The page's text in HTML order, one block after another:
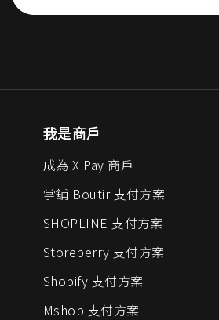
我是商戶
成為 X Pay 商戶
掌舖 Boutir 支付方案
SHOPLINE 支付方案
Storeberry 支付方案
Shopify 支付方案
Mshop 支付方案